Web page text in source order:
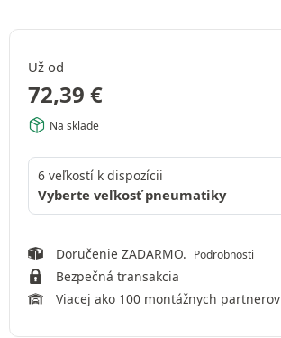
Už od
72,39 €
Na sklade
6 veľkostí k dispozícii
Vyberte veľkosť pneumatiky
Doručenie ZADARMO. Podrobnosti
Bezpečná transakcia
Viacej ako 100 montážnych partnerov